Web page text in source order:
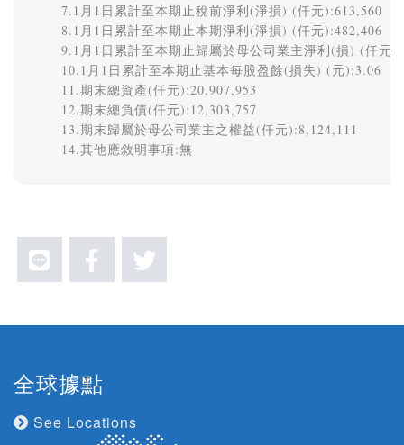
7.1月1日累計至本期止稅前淨利(淨損) (仟元):613,560
8.1月1日累計至本期止本期淨利(淨損) (仟元):482,406
9.1月1日累計至本期止歸屬於母公司業主淨利(損) (仟元
10.1月1日累計至本期止基本每股盈餘(損失) (元):3.06
11.期末總資產(仟元):20,907,953
12.期末總負債(仟元):12,303,757
13.期末歸屬於母公司業主之權益(仟元):8,124,111
全球據點
See Locations